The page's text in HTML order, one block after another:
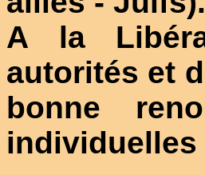
A la
autorités et
bonne
individuelles